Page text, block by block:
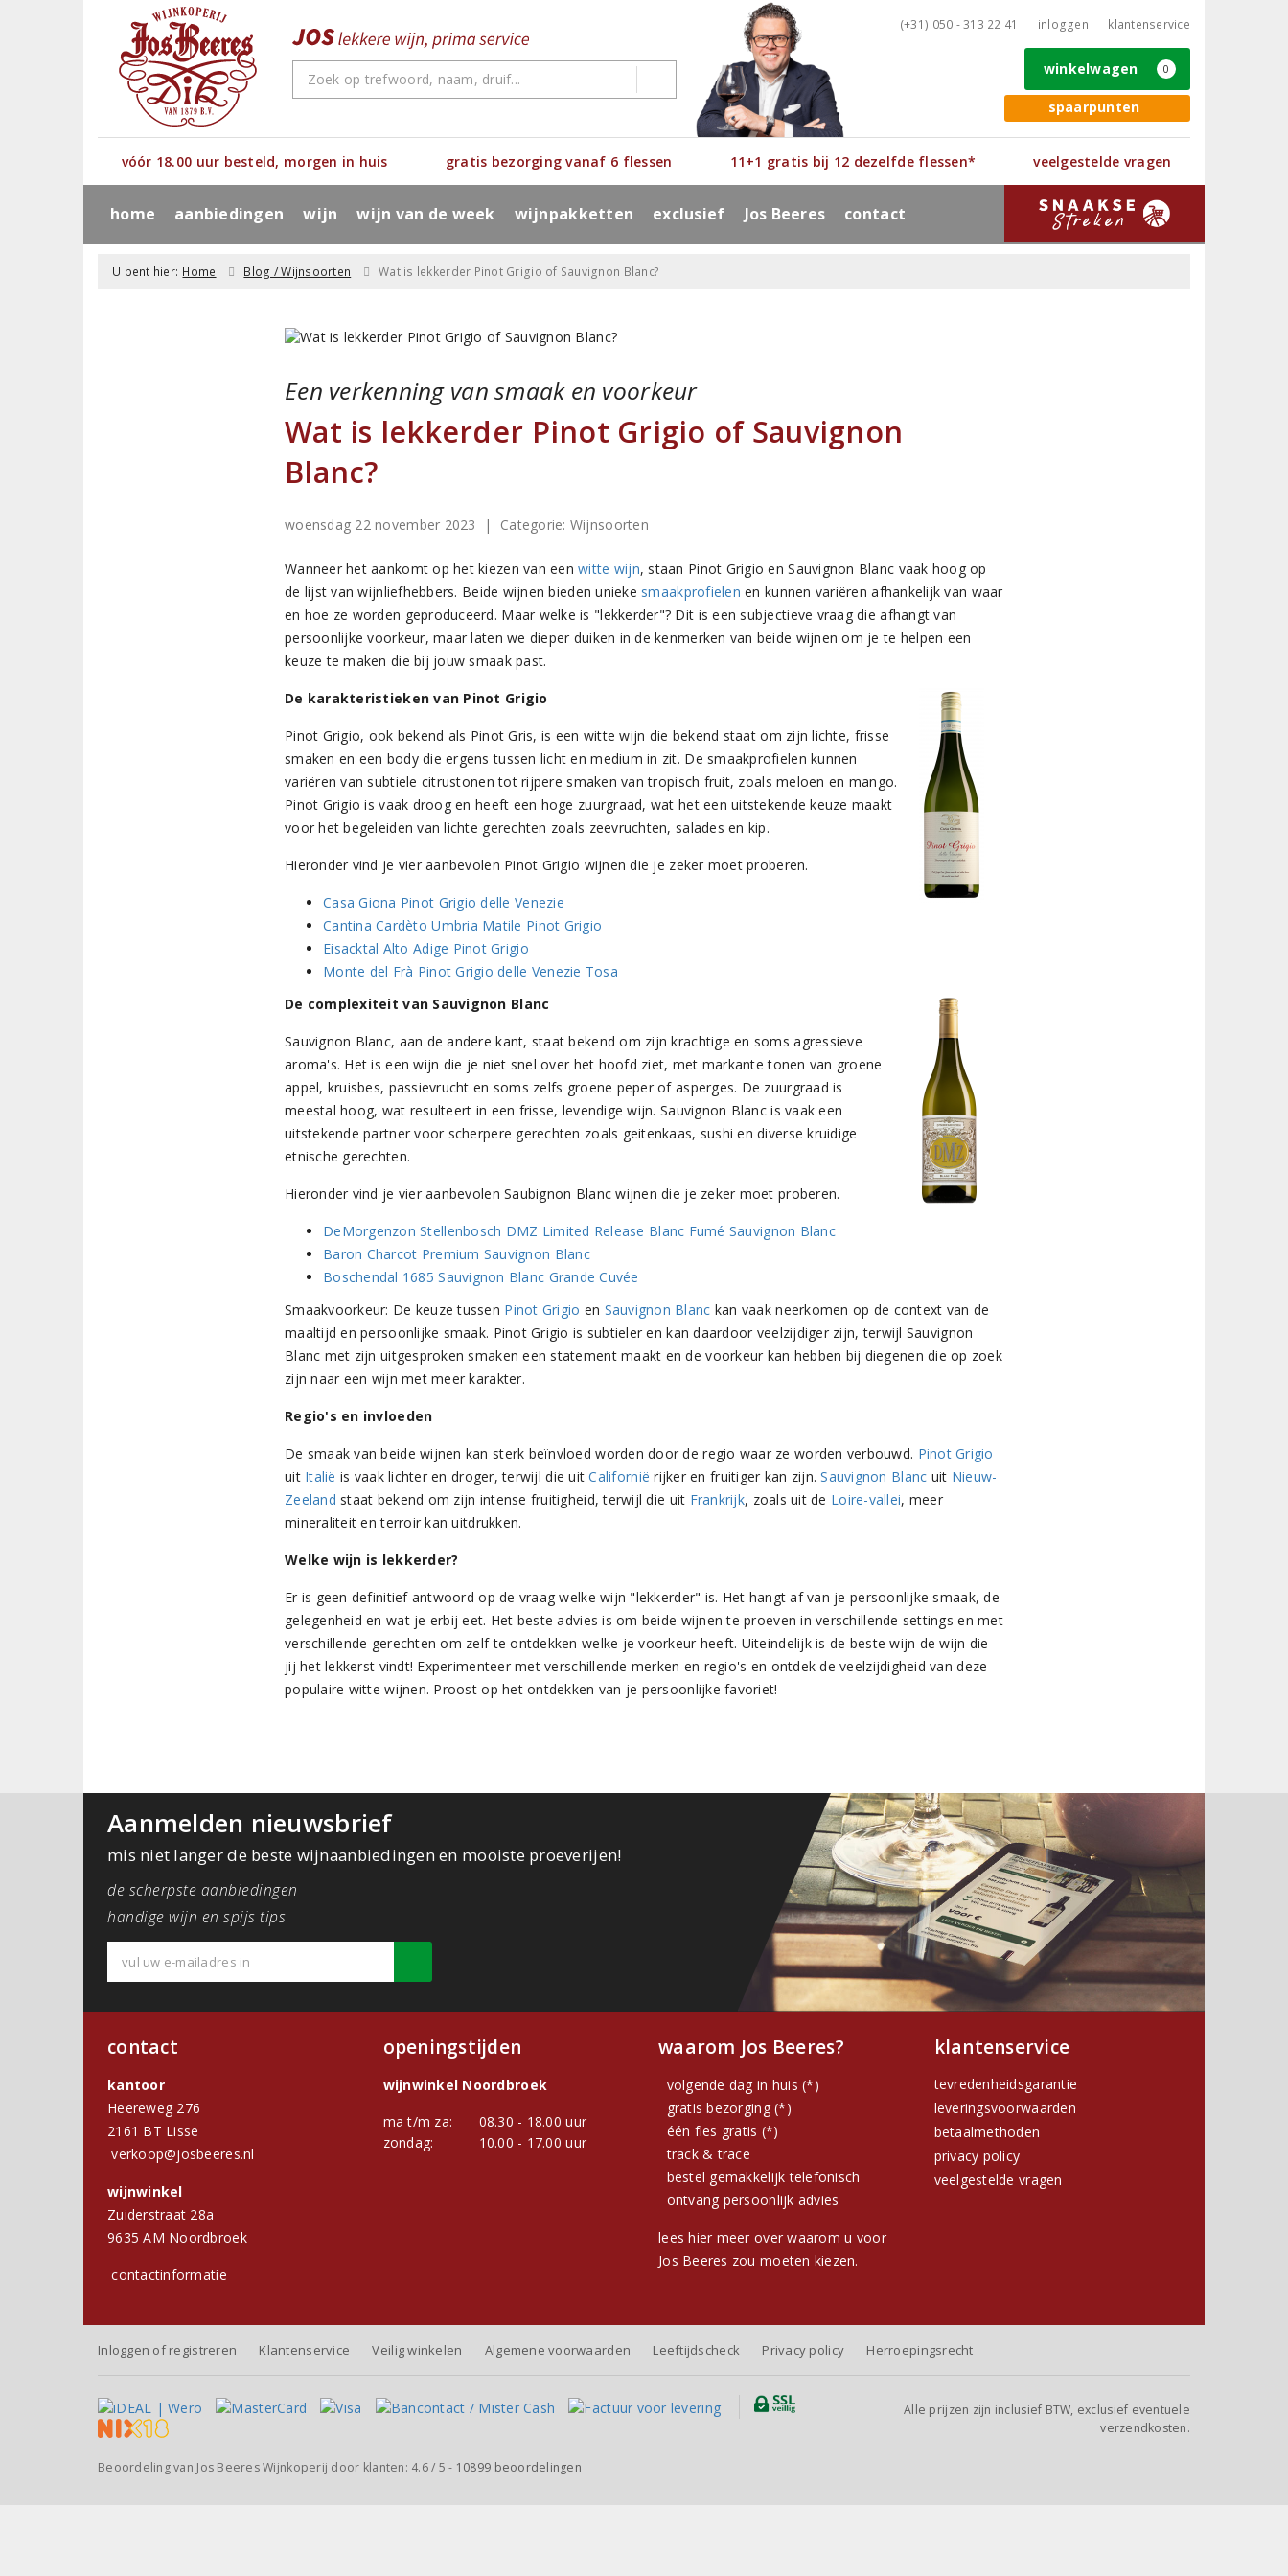
(+31) 050 - 313 22 41 inloggen klantenservice
spaarpunten
winkelwagen 0
vóór 18.00 uur besteld, morgen in huis gratis bezorging vanaf 6 flessen 11+1 gratis bij 12 dezelfde flessen* veelgestelde vragen
home aanbiedingen wijn wijn van de week wijnpakketten exclusief Jos Beeres contact
U bent hier: Home Blog / Wijnsoorten Wat is lekkerder Pinot Grigio of Sauvignon Blanc?
Een verkenning van smaak en voorkeur
Wat is lekkerder Pinot Grigio of Sauvignon
Blanc?
woensdag 22 november 2023 | Categorie: Wijnsoorten
Wanneer het aankomt op het kiezen van eenwitte wijn, staan Pinot Grigio en Sauvignon Blanc vaak hoog op
de lijst van wijnliefhebbers. Beide wijnen bieden unieke smaakprofielen en kunnen variëren afhankelijk van waar
en hoe ze worden geproduceerd. Maar welke is "lekkerder"? Dit is een subjectieve vraag die afhangt van
persoonlijke voorkeur, maar laten we dieper duiken in de kenmerken van beide wijnen om je te helpen een
keuze te maken die bij jouw smaak past.
De karakteristieken van Pinot Grigio
Pinot Grigio, ook bekend als Pinot Gris, is een witte wijn die bekend staat om zijn lichte, frisse
smaken en een body die ergens tussen licht en medium in zit. De smaakprofielen kunnen
variëren van subtiele citrustonen tot rijpere smaken van tropisch fruit, zoals meloen en mango.
Pinot Grigio is vaak droog en heeft een hoge zuurgraad, wat het een uitstekende keuze maakt
voor het begeleiden van lichte gerechten zoals zeevruchten, salades en kip.
Hieronder vind je vier aanbevolen Pinot Grigio wijnen die je zeker moet proberen.
Casa Giona Pinot Grigio delle Venezie
Cantina Cardèto Umbria Matile Pinot Grigio
Eisacktal Alto Adige Pinot Grigio
Monte del Frà Pinot Grigio delle Venezie Tosa
De complexiteit van Sauvignon Blanc
Sauvignon Blanc, aan de andere kant, staat bekend om zijn krachtige en soms agressieve
aroma's. Het is een wijn die je niet snel over het hoofd ziet, met markante tonen van groene
appel, kruisbes, passievrucht en soms zelfs groene peper of asperges. De zuurgraad is
meestal hoog, wat resulteert in een frisse, levendige wijn. Sauvignon Blanc is vaak een
uitstekende partner voor scherpere gerechten zoals geitenkaas, sushi en diverse kruidige
etnische gerechten.
Hieronder vind je vier aanbevolen Saubignon Blanc wijnen die je zeker moet proberen.
DeMorgenzon Stellenbosch DMZ Limited Release Blanc Fumé Sauvignon Blanc
Baron Charcot Premium Sauvignon Blanc
Boschendal 1685 Sauvignon Blanc Grande Cuvée
Smaakvoorkeur: De keuze tussen Pinot Grigio en Sauvignon Blanc kan vaak neerkomen op de context van de
maaltijd en persoonlijke smaak. Pinot Grigio is subtieler en kan daardoor veelzijdiger zijn, terwijl Sauvignon
Blanc met zijn uitgesproken smaken een statement maakt en de voorkeur kan hebben bij diegenen die op zoek
zijn naar een wijn met meer karakter.
Regio's en invloeden
De smaak van beide wijnen kan sterk beïnvloed worden door de regio waar ze worden verbouwd. Pinot Grigio
uit Italië is vaak lichter en droger, terwijl die uitCaliforniërijker en fruitiger kan zijn.Sauvignon Blanc uit Nieuw-
Zeeland staat bekend om zijn intense fruitigheid, terwijl die uit Frankrijk, zoals uit de Loire-vallei, meer
mineraliteit en terroir kan uitdrukken.
Welke wijn is lekkerder?
Er is geen definitief antwoord op de vraag welke wijn "lekkerder" is. Het hangt af van je persoonlijke smaak, de
gelegenheid en wat je erbij eet. Het beste advies is om beide wijnen te proeven in verschillende settings en met
verschillende gerechten om zelf te ontdekken welke je voorkeur heeft. Uiteindelijk is de beste wijn de wijn die
jij het lekkerst vindt! Experimenteer met verschillende merken en regio's en ontdek de veelzijdigheid van deze
populaire witte wijnen. Proost op het ontdekken van je persoonlijke favoriet!
Aanmelden nieuwsbrief
mis niet langer de beste wijnaanbiedingen en mooiste proeverijen!
de scherpste aanbiedingen
handige wijn en spijs tips
contact
kantoor
Heereweg 276
2161 BT Lisse
verkoop@josbeeres.nl
wijnwinkel
Zuiderstraat 28a
9635 AM Noordbroek
contactinformatie
openingstijden
wijnwinkel Noordbroek
ma t/m za:
08.30 - 18.00 uur
zondag:
10.00 - 17.00 uur
waarom Jos Beeres?
volgende dag in huis (*)
gratis bezorging (*)
één fles gratis (*)
track & trace
bestel gemakkelijk telefonisch
ontvang persoonlijk advies
lees hier meer over waarom u voor
Jos Beeres zou moeten kiezen.
klantenservice
tevredenheidsgarantie
leveringsvoorwaarden
betaalmethoden
privacy policy
veelgestelde vragen
Inloggen of registreren Klantenservice Veilig winkelen Algemene voorwaarden Leeftijdscheck Privacy policy Herroepingsrecht
Alle prijzen zijn inclusief BTW, exclusief eventuele
verzendkosten.
Beoordeling van Jos Beeres Wijnkoperij door klanten: 4.6/ 5 - 10899 beoordelingen